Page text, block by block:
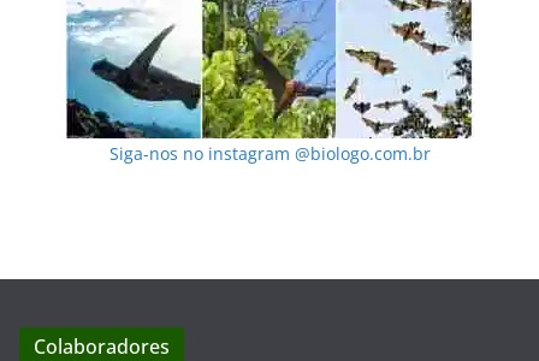
Siga-nos no instagram @biologo.com.br
Colaboradores